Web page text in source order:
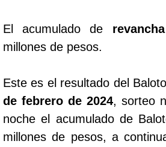
Antioqueñita Tarde
Astro Sol
Astro Luna
El acumulado de revancha
millones de pesos.
Este es el resultado del
de febrero de 2024, sorteo
noche el acumulado de
millones de pesos, a